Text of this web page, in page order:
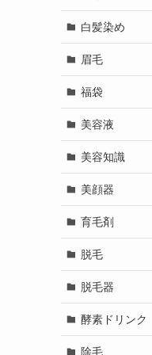
白髪染め
眉毛
福袋
美容液
美容知識
美顔器
育毛剤
脱毛
脱毛器
酵素ドリンク
除毛